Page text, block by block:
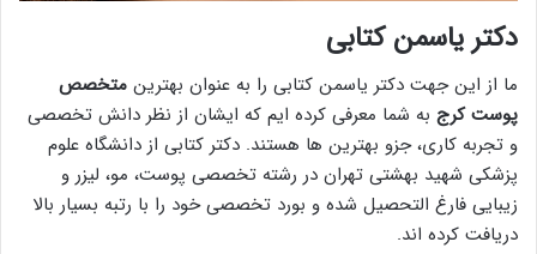
دکتر یاسمن کتابی
ما از این جهت دکتر یاسمن کتابی را به عنوان بهترین متخصص
پوست کرج به شما معرفی کرده ایم که ایشان از نظر دانش تخصصی
و تجربه کاری، جزو بهترین ها هستند. دکتر کتابی از دانشگاه علوم
پزشکی شهید بهشتی تهران در رشته تخصصی پوست، مو، لیزر و
زیبایی فارغ التحصیل شده و بورد تخصصی خود را با رتبه بسیار بالا
دریافت کرده اند.